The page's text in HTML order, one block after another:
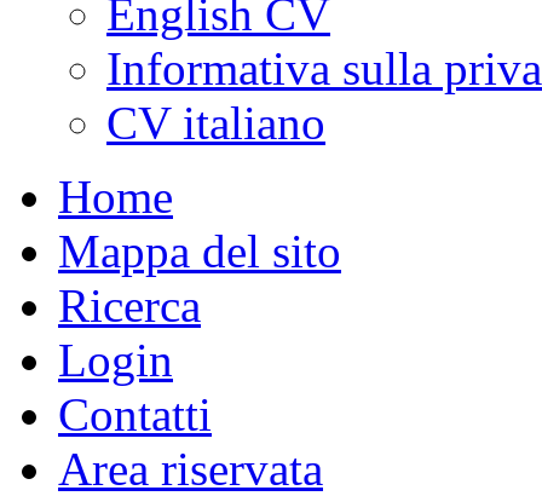
English CV
Informativa sulla
CV italiano
Home
Mappa del sito
Ricerca
Login
Contatti
Area riservata